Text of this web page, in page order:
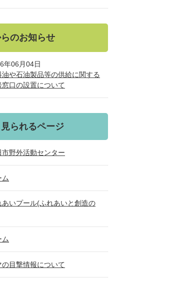
のお知らせ
年06月04日
油や石油製品等の供給に関する
窓口の設置について
られるページ
市野外活動センター
ム
あいプール(ふれあいと創造の
ム
の目撃情報について